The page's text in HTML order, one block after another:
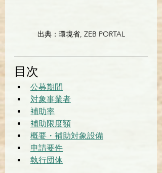
出典： 環境省, ZEB PORTAL
目次
公募期間
対象事業者
補助率
補助限度額
概要・補助対象設備
申請要件
執行団体